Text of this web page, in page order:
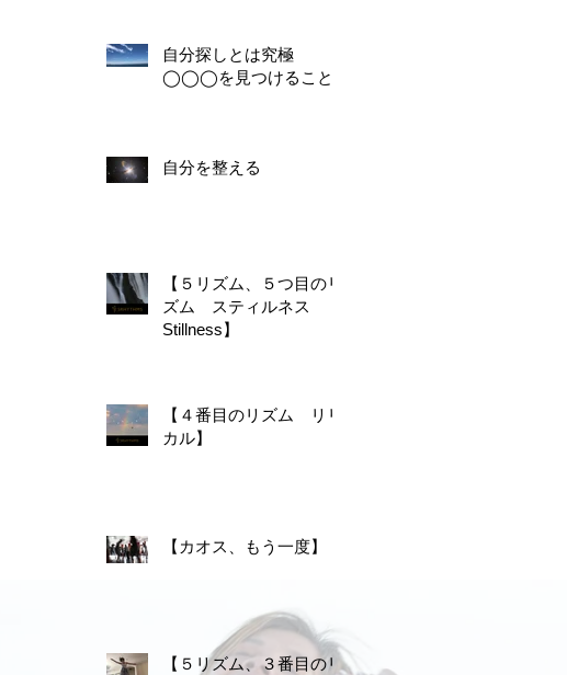
自分探しとは究極
◯◯◯を見つけること
自分を整える
【５リズム、５つ目のリ
ズム スティルネス
Stillness】
【４番目のリズム リリ
カル】
【カオス、もう一度】
【５リズム、３番目のリ